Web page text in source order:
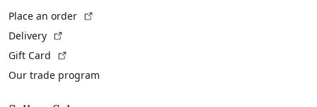
Place an order
Delivery
Gift Card
Our trade program